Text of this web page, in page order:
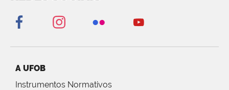
A UFOB
Instrumentos Normativos